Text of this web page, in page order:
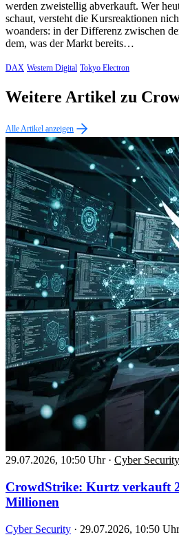
werden zweistellig abverkauft. Wer
schaut, versteht die Kursreaktionen
woanders: in der Differenz zwischen
dem, was der Markt bereits…
DAX Western Digital Tokyo Electron
Weitere Artikel zu
Alle Artikel anzeigen
29.07.2026, 10:50 Uhr · Cyber Security
CrowdStrike: Kurtz verkauft
Millionen
Cyber Security · 29.07.2026, 10:50 Uhr